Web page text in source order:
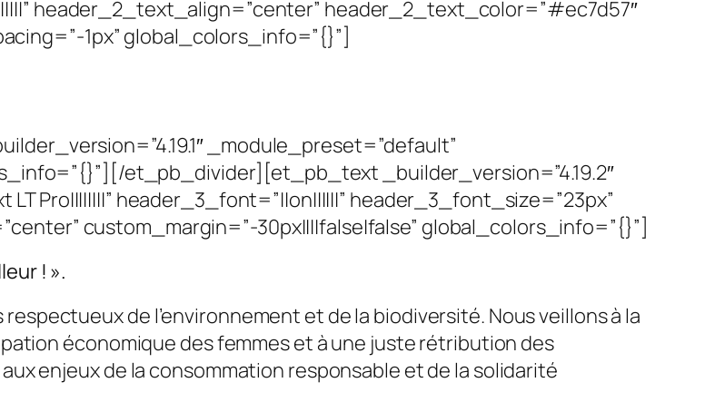
header_2_text_align=”center” header_2_text_color=”#ec7d57″
1px” global_colors_info=”{}”]
_module_preset=”default”
et_pb_divider][et_pb_text _builder_version=”4.19.2″
Pro||||||||” header_3_font=”||on||||||” header_3_font_size=”23px”
custom_margin=”-30px||||false|false” global_colors_info=”{}”]
! ».
de l’environnement et de la biodiversité. Nous veillons à la
économique des femmes et à une juste rétribution des
enjeux de la consommation responsable et de la solidarité